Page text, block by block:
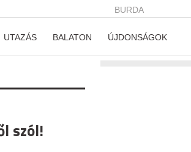
BURDA
UTAZÁS BALATON ÚJDONSÁGOK
szól!